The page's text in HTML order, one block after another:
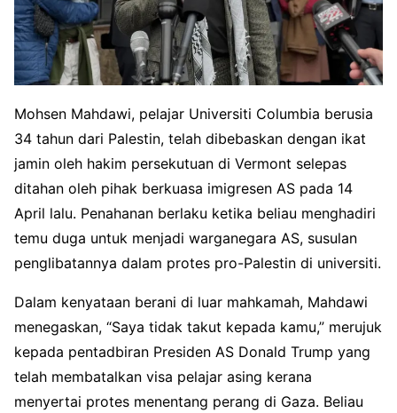
Mohsen Mahdawi, pelajar Universiti Columbia berusia
34 tahun dari Palestin, telah dibebaskan dengan ikat
jamin oleh hakim persekutuan di Vermont selepas
ditahan oleh pihak berkuasa imigresen AS pada 14
April lalu. Penahanan berlaku ketika beliau menghadiri
temu duga untuk menjadi warganegara AS, susulan
penglibatannya dalam protes pro-Palestin di universiti.
Dalam kenyataan berani di luar mahkamah, Mahdawi
menegaskan, “Saya tidak takut kepada kamu,” merujuk
kepada pentadbiran Presiden AS Donald Trump yang
telah membatalkan visa pelajar asing kerana
menyertai protes menentang perang di Gaza. Beliau